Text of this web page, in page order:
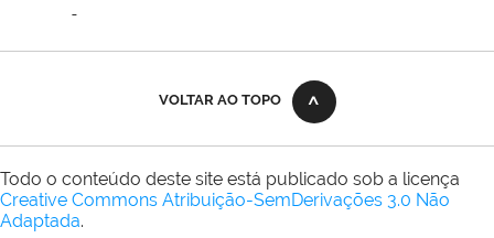
VOLTAR AO TOPO
Todo o conteúdo deste site está publicado sob a licença
Creative Commons Atribuição-SemDerivações 3.0 Não
Adaptada.